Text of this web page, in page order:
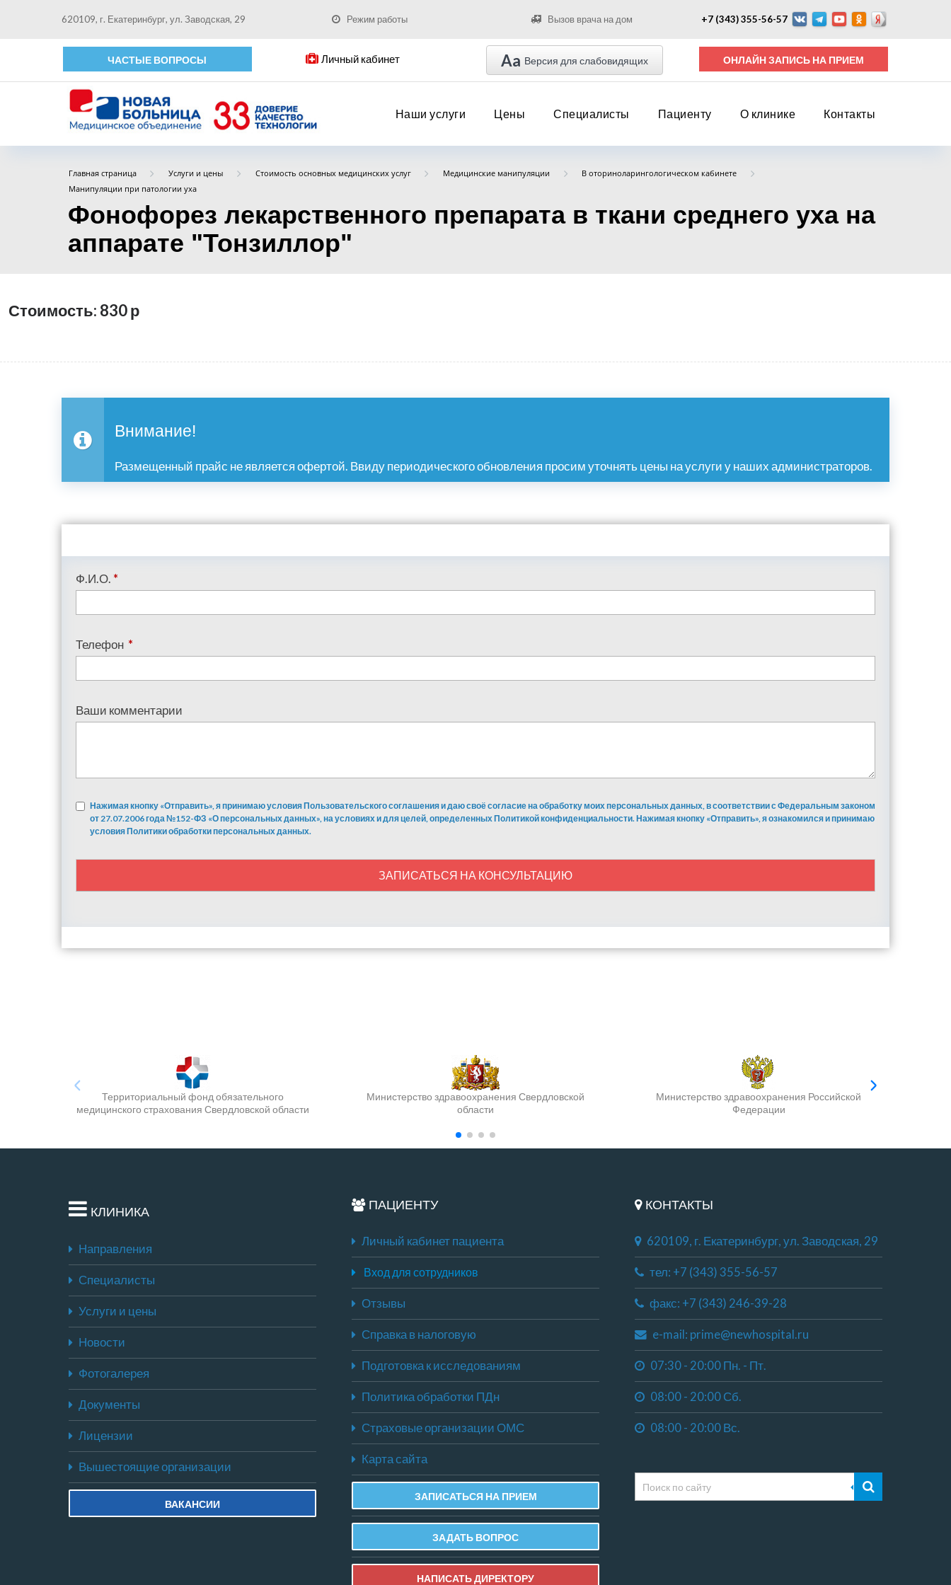
620109, г. Екатеринбург, ул. Заводская, 29 Режим работы Вызов врача на дом +7 (343) 355-56-57
ЧАСТЫЕ ВОПРОСЫ Личный кабинет Aa Версия для слабовидящих ОНЛАЙН ЗАПИСЬ НА ПРИЕМ
Наши услуги Цены Специалисты Пациенту О клинике Контакты
Главная страница Услуги и цены Стоимость основных медицинских услуг Медицинские манипуляции
В оториноларингологическом кабинете
Манипуляции при патологии уха
Фонофорез лекарственного препарата в ткани среднего уха на
аппарате "Тонзиллор"
Стоимость: 830р
Внимание!
Размещенный прайс не является офертой. Ввиду периодического обновления просим уточнять цены на услуги у наших администраторов.
Ф.И.О. *
Телефон *
Ваши комментарии
Нажимая кнопку «Отправить», я принимаю условия Пользовательского соглашения и даю своё согласие на обработку моих персональных данных, в соответствии с Федеральным законом
от 27.07.2006 года №152-ФЗ «О персональных данных», на условиях и для целей, определенных Политикой конфиденциальности. Нажимая кнопку «Отправить», я ознакомился и принимаю
условия Политики обработки персональных данных.
ЗАПИСАТЬСЯ НА КОНСУЛЬТАЦИЮ
Территориальный фонд обязательного
медицинского страхования Свердловской области
Министерство здравоохранения Свердловской
области
Министерство здравоохранения Российской
Федерации
КЛИНИКА
Направления
Специалисты
Услуги и цены
Новости
Фотогалерея
Документы
Лицензии
Вышестоящие организации
ВАКАНСИИ
ПАЦИЕНТУ
Личный кабинет пациента
Вход для сотрудников
Отзывы
Справка в налоговую
Подготовка к исследованиям
Политика обработки ПДн
Страховые организации ОМС
Карта сайта
ЗАПИСАТЬСЯ НА ПРИЕМ
ЗАДАТЬ ВОПРОС
НАПИСАТЬ ДИРЕКТОРУ
КОНТАКТЫ
620109, г. Екатеринбург, ул. Заводская, 29
тел: +7 (343) 355-56-57
факс: +7 (343) 246-39-28
e-mail: prime@newhospital.ru
07:30 - 20:00 Пн. - Пт.
08:00 - 20:00 Сб.
08:00 - 20:00 Вс.